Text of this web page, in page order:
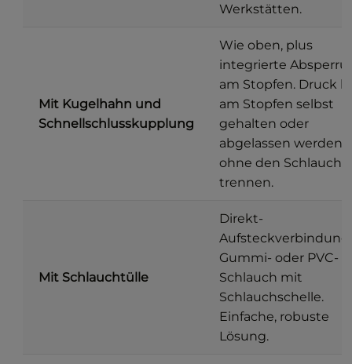
Werkstätten.
Mit Kugelhahn und
Schnellschlusskupplung
Wie oben, plus
integrierte
am Stopfen. Druck
am Stopfen selbst
gehalten oder
abgelassen werden,
ohne den Schlauch
trennen.
Mit Schlauchtülle
Direkt-
Aufsteckverbindung
Gummi- oder PVC-
Schlauch mit
Schlauchschelle.
Einfache, robuste
Lösung.